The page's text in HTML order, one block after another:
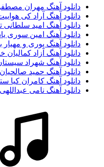
دانلود آهنگ مهران
دانلود آهنگ آراد کی
دانلود آهنگ امید
دانلود آهنگ امین سوری
دانلود آهنگ پوری و مهیار
دانلود آهنگ آزاد
دانلود آهنگ شهراد
دانلود آهنگ حمید صالحیان
دانلود آهنگ کامران کیا
دانلود آهنگ نامی